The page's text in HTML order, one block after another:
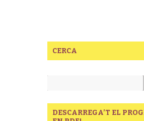
CERCA
DESCARREGA’T EL